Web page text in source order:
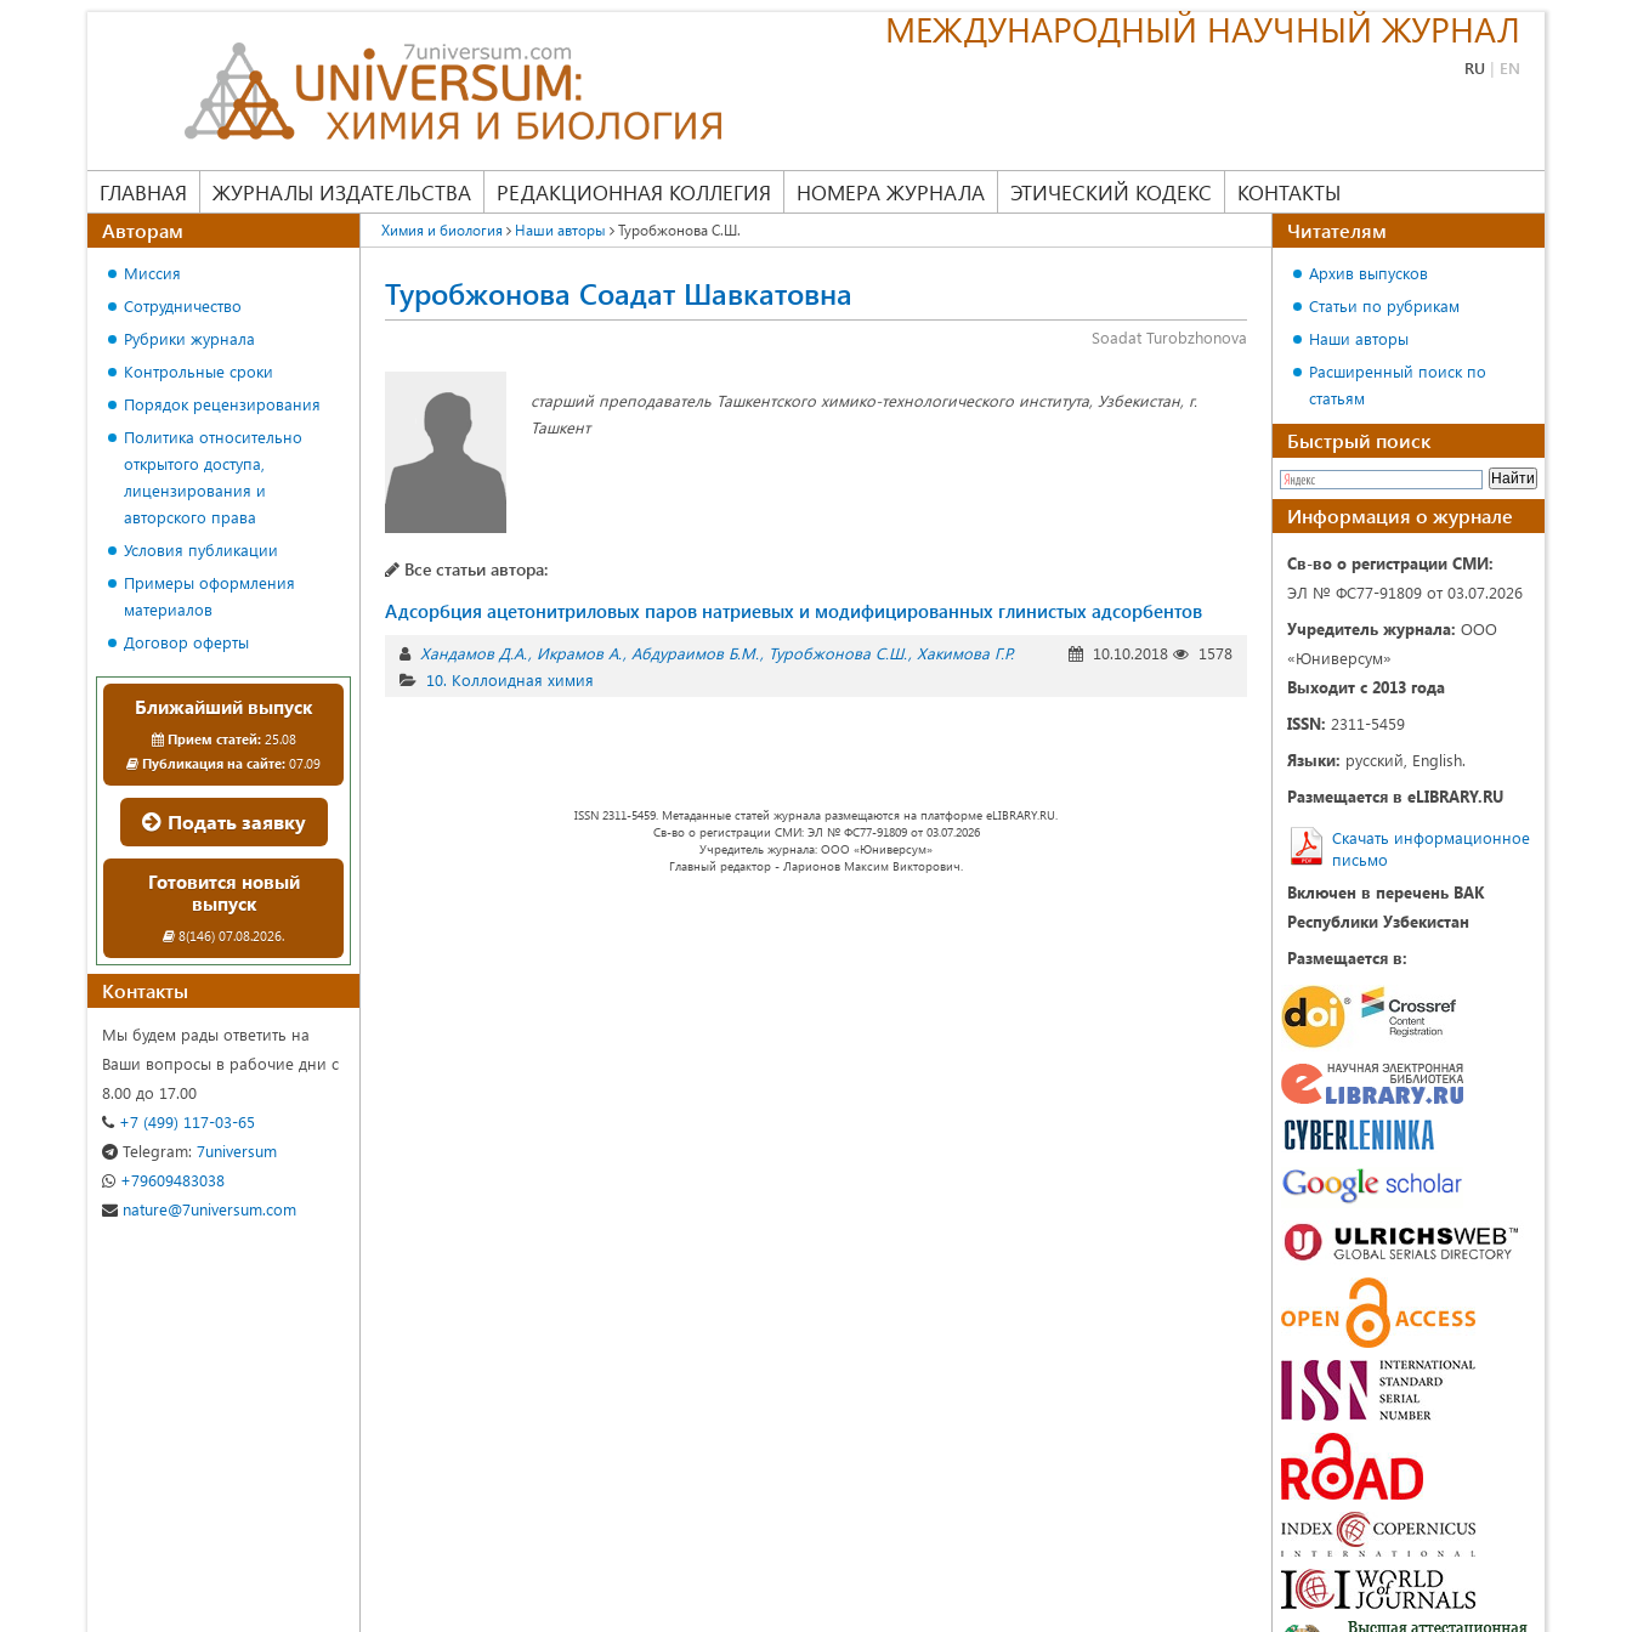
МЕЖДУНАРОДНЫЙ НАУЧНЫЙ ЖУРНАЛ
RU | EN
ГЛАВНАЯ ЖУРНАЛЫ ИЗДАТЕЛЬСТВА РЕДАКЦИОННАЯ КОЛЛЕГИЯ НОМЕРА ЖУРНАЛА ЭТИЧЕСКИЙ КОДЕКС КОНТАКТЫ
Химия и биология Наши авторы Туробжонова С.Ш.
Туробжонова Соадат Шавкатовна
Soadat Turobzhonova
старший преподаватель Ташкентского химико-технологического института, Узбекистан, г.
Ташкент
Все статьи автора:
Адсорбция ацетонитриловых паров натриевых и модифицированных глинистых адсорбентов
Хандамов Д.А. Икрамов А. Абдураимов Б.М. Туробжонова С.Ш. Хакимова Г.Р. 10.10.2018
1578
10. Коллоидная химия
ISSN 2311-5459. Метаданные статей журнала размещаются на платформе eLIBRARY.RU.
Св-во о регистрации СМИ: ЭЛ № ФС77-91809 от 03.07.2026
Учредитель журнала: ООО «Юниверсум»
Главный редактор - Ларионов Максим Викторович.
Авторам
Миссия
Сотрудничество
Рубрики журнала
Контрольные сроки
Порядок рецензирования
Политика относительно
открытого доступа,
лицензирования и
авторского права
Условия публикации
Примеры оформления
материалов
Договор оферты
Ближайший выпуск
Прием статей:25.08
Публикация на сайте: 07.09
Подать заявку
Готовится новый
выпуск
8(146) 07.08.2026.
Контакты
Мы будем рады ответить на
Ваши вопросы в рабочие дни с
8.00 до 17.00
+7 (499) 117-03-65
Telegram: 7universum
+79609483038
nature@7universum.com
Читателям
Архив выпусков
Статьи по рубрикам
Наши авторы
Расширенный поиск по
статьям
Быстрый поиск
Информация о журнале
Св-во о регистрации СМИ:
ЭЛ № ФС77-91809 от 03.07.2026
Учредитель журнала: ООО
«Юниверсум»
Выходит с 2013 года
ISSN: 2311-5459
Языки: русский, English.
Размещается в eLIBRARY.RU
Скачать информационное
письмо
Включен в перечень ВАК
Республики Узбекистан
Размещается в: